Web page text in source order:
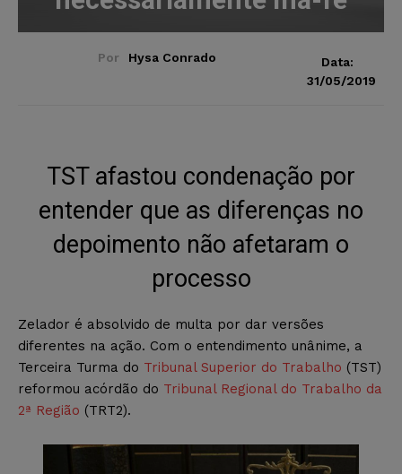
Por Hysa Conrado
Data:
31/05/2019
TST afastou condenação por
entender que as diferenças no
depoimento não afetaram o
processo
Zelador é absolvido de multa por dar versões
diferentes na ação. Com o entendimento unânime, a
Terceira Turma do Tribunal Superior do Trabalho (TST)
reformou acórdão do Tribunal Regional do Trabalho da
2ª Região (TRT2).